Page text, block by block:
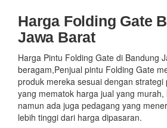
Harga Folding Gate
Jawa Barat
Harga Pintu Folding Gate di Bandung
beragam,Penjual pintu Folding Gate
produk mereka sesuai dengan strategi
yang mematok harga jual yang
namun ada juga pedagang yang
lebih tinggi dari harga dipasaran.